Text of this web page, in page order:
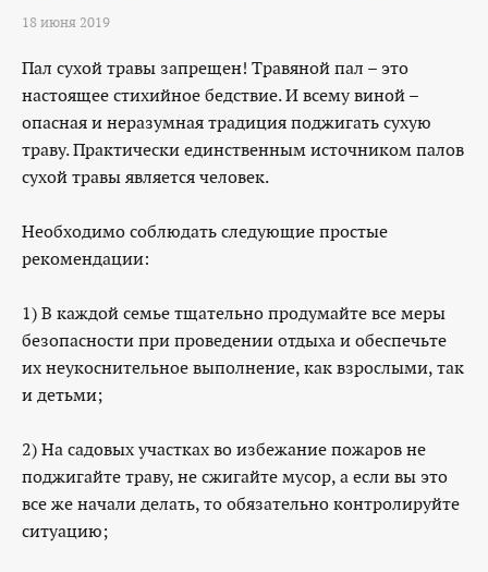
18 июня 2019
Пал сухой травы запрещен! Травяной пал – это
настоящее стихийное бедствие. И всему виной –
опасная и неразумная традиция поджигать сухую
траву. Практически единственным источником палов
сухой травы является человек.
Необходимо соблюдать следующие простые
рекомендации:
1) В каждой семье тщательно продумайте все меры
безопасности при проведении отдыха и обеспечьте
их неукоснительное выполнение, как взрослыми, так
и детьми;
2) На садовых участках во избежание пожаров не
поджигайте траву, не сжигайте мусор, а если вы это
все же начали делать, то обязательно контролируйте
ситуацию;